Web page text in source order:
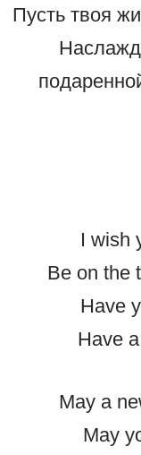
Пусть твоя
I wish
Be on the
Have
Have
May a
May